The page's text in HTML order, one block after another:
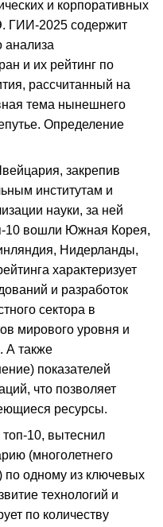
и корпоративных
ГИИ-2025 содержит
анализа
и их рейтинг по
рассчитанный на
тема нынешнего
Определение
закрепив
институтам и
науки, за ней
10 вошли Южная Корея,
Нидерланды,
характеризует
и разработок
сектора в
мирового уровня и
А также
показателей
что позволяет
ресурсы.
10, вытеснил
(многолетнего
по одному из ключевых
технологий и
по количеству